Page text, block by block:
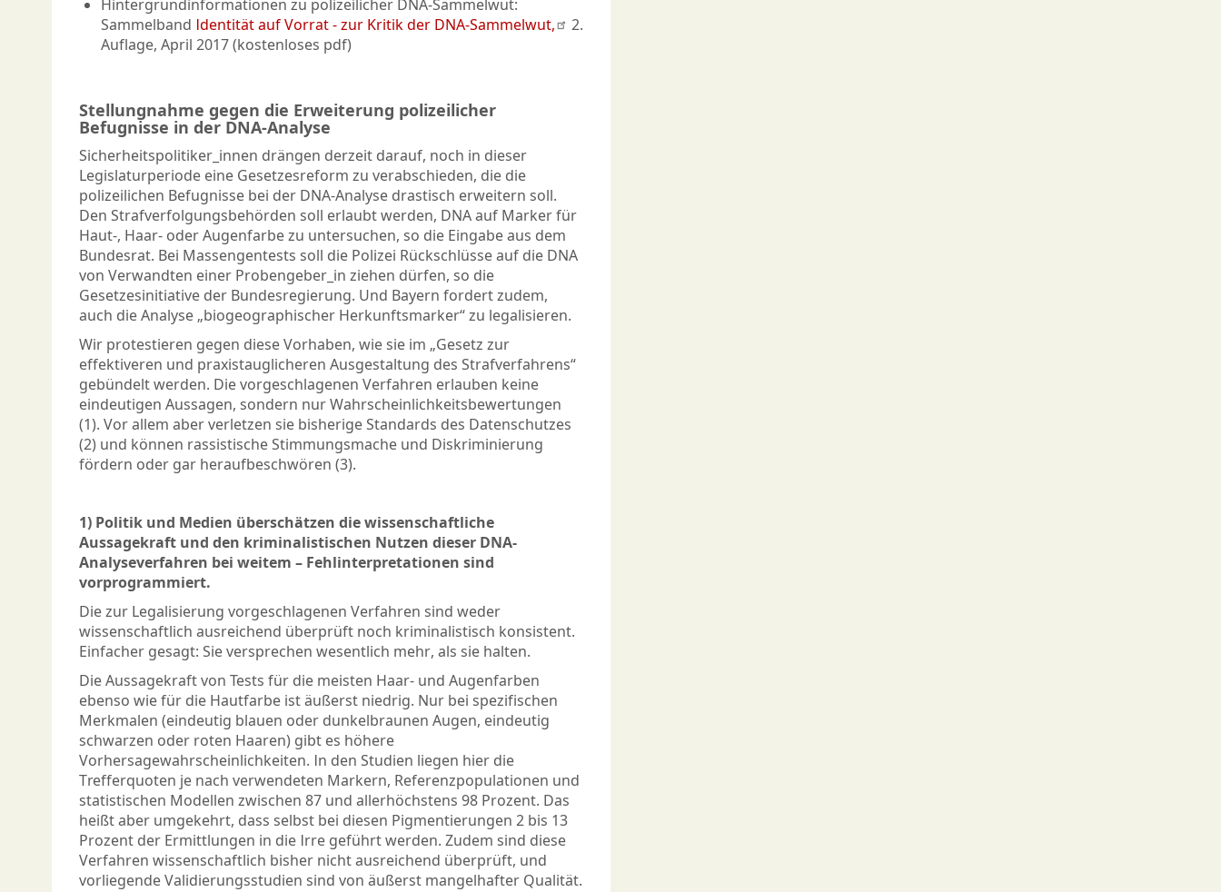
Hintergrundinformationen zu polizeilicher DNA-Sammelwut:
Sammelband Identität auf Vorrat - zur Kritik der DNA-Sammelwut,
2.
Auflage, April 2017 (kostenloses pdf)
Stellungnahme gegen die Erweiterung polizeilicher
Befugnisse in der DNA-Analyse
Sicherheitspolitiker_innen drängen derzeit darauf, noch in dieser
Legislaturperiode eine Gesetzesreform zu verabschieden, die die
polizeilichen Befugnisse bei der DNA-Analyse drastisch erweitern soll.
Den Strafverfolgungsbehörden soll erlaubt werden, DNA auf Marker für
Haut-, Haar- oder Augenfarbe zu untersuchen, so die Eingabe aus dem
Bundesrat. Bei Massengentests soll die Polizei Rückschlüsse auf die DNA
von Verwandten einer Probengeber_in ziehen dürfen, so die
Gesetzesinitiative der Bundesregierung. Und Bayern fordert zudem,
auch die Analyse „biogeographischer Herkunftsmarker“ zu legalisieren.
Wir protestieren gegen diese Vorhaben, wie sie im „Gesetz zur
effektiveren und praxistauglicheren Ausgestaltung des Strafverfahrens“
gebündelt werden. Die vorgeschlagenen Verfahren erlauben keine
eindeutigen Aussagen, sondern nur Wahrscheinlichkeitsbewertungen
(1). Vor allem aber verletzen sie bisherige Standards des Datenschutzes
(2) und können rassistische Stimmungsmache und Diskriminierung
fördern oder gar heraufbeschwören (3).
1) Politik und Medien überschätzen die wissenschaftliche
Aussagekraft und den kriminalistischen Nutzen dieser DNA-
Analyseverfahren bei weitem – Fehlinterpretationen sind
vorprogrammiert.
Die zur Legalisierung vorgeschlagenen Verfahren sind weder
wissenschaftlich ausreichend überprüft noch kriminalistisch konsistent.
Einfacher gesagt: Sie versprechen wesentlich mehr, als sie halten.
Die Aussagekraft von Tests für die meisten Haar- und Augenfarben
ebenso wie für die Hautfarbe ist äußerst niedrig. Nur bei spezifischen
Merkmalen (eindeutig blauen oder dunkelbraunen Augen, eindeutig
schwarzen oder roten Haaren) gibt es höhere
Vorhersagewahrscheinlichkeiten. In den Studien liegen hier die
Trefferquoten je nach verwendeten Markern, Referenzpopulationen und
statistischen Modellen zwischen 87 und allerhöchstens 98 Prozent. Das
heißt aber umgekehrt, dass selbst bei diesen Pigmentierungen 2 bis 13
Prozent der Ermittlungen in die Irre geführt werden. Zudem sind diese
Verfahren wissenschaftlich bisher nicht ausreichend überprüft, und
vorliegende Validierungsstudien sind von äußerst mangelhafter Qualität.